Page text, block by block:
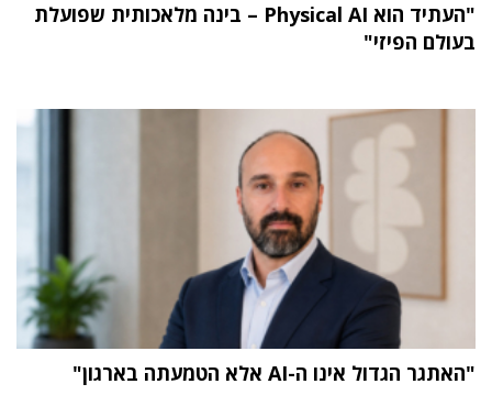
"העתיד הוא Physical AI – בינה מלאכותית שפועלת
בעולם הפיזי"
"האתגר הגדול אינו ה-AI אלא הטמעתה בארגון"